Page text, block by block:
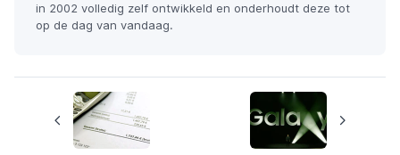
in 2002 volledig zelf ontwikkeld en onderhoudt deze tot
op de dag van vandaag.